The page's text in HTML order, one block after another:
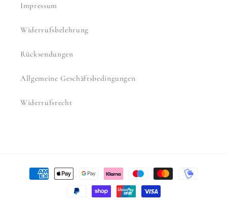
Impressum
Widerrufsbelehrung
Rücksendungen
Allgemeine Geschäftsbedingungen
Widerrufsrecht
Zahlungsmethoden